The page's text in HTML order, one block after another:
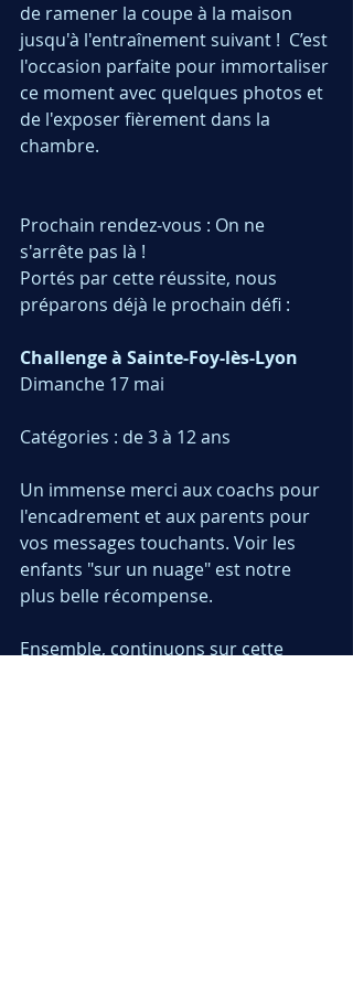
de ramener la coupe à la maison
jusqu'à l'entraînement suivant !  C’est
l'occasion parfaite pour immortaliser
ce moment avec quelques photos et
de l'exposer fièrement dans la
chambre.
Prochain rendez-vous : On ne
s'arrête pas là !
Portés par cette réussite, nous
préparons déjà le prochain défi :
Challenge à Sainte-Foy-lès-Lyon
Dimanche 17 mai
Catégories : de 3 à 12 ans
Un immense merci aux coachs pour
l'encadrement et aux parents pour
vos messages touchants. Voir les
enfants "sur un nuage" est notre
plus belle récompense.
Ensemble, continuons sur cette